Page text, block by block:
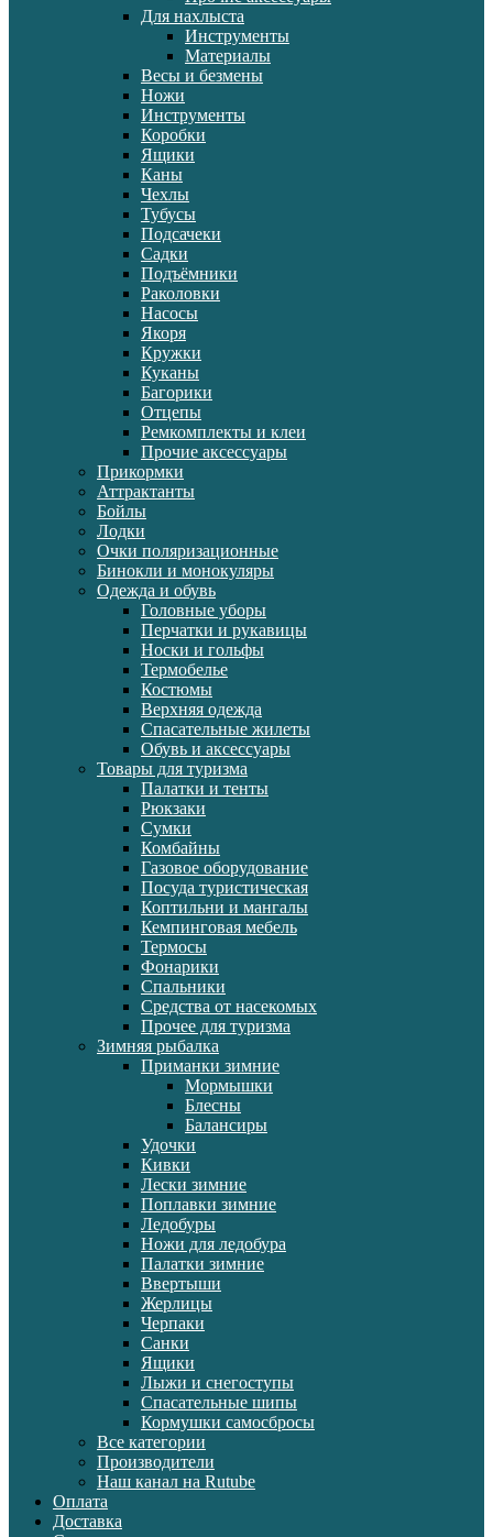
Для нахлыста
Инструменты
Материалы
Весы и безмены
Ножи
Инструменты
Коробки
Ящики
Каны
Чехлы
Тубусы
Подсачеки
Садки
Подъёмники
Раколовки
Насосы
Якоря
Кружки
Куканы
Багорики
Отцепы
Ремкомплекты и клеи
Прочие аксессуары
Прикормки
Аттрактанты
Бойлы
Лодки
Очки поляризационные
Бинокли и монокуляры
Одежда и обувь
Головные уборы
Перчатки и рукавицы
Носки и гольфы
Термобелье
Костюмы
Верхняя одежда
Спасательные жилеты
Обувь и аксессуары
Товары для туризма
Палатки и тенты
Рюкзаки
Сумки
Комбайны
Газовое оборудование
Посуда туристическая
Коптильни и мангалы
Кемпинговая мебель
Термосы
Фонарики
Спальники
Средства от насекомых
Прочее для туризма
Зимняя рыбалка
Приманки зимние
Мормышки
Блесны
Балансиры
Удочки
Кивки
Лески зимние
Поплавки зимние
Ледобуры
Ножи для ледобура
Палатки зимние
Ввертыши
Жерлицы
Черпаки
Санки
Ящики
Лыжи и снегоступы
Спасательные шипы
Кормушки самосбросы
Все категории
Производители
Наш канал на Rutube
Оплата
Доставка